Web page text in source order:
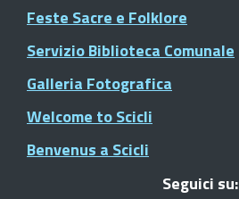
Feste Sacre e Folklore
Servizio Biblioteca Comunale
Galleria Fotografica
Welcome to Scicli
Benvenus a Scicli
Seguici su: